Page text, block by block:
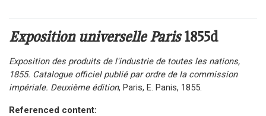
Exposition universelle Paris1855d
Exposition des produits de l'industrie de toutes les nations,
1855. Catalogue officiel publié par ordre de la commission
impériale. Deuxième édition, Paris, E. Panis, 1855.
Referenced content: